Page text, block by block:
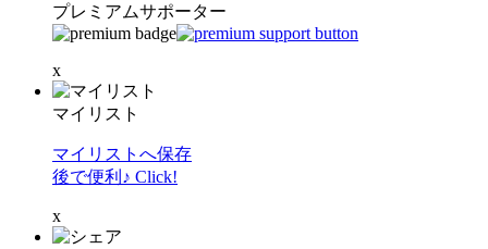
プレミアムサポーター
x
マイリスト
マイリストへ保存
後で便利♪ Click!
x